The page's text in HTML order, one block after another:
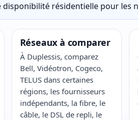
résidentielle pour les
Réseaux à comparer
À Duplessis, comparez
Bell, Vidéotron, Cogeco,
TELUS dans certaines
régions, les fournisseurs
indépendants, la fibre, le
câble, le DSL de repli, le